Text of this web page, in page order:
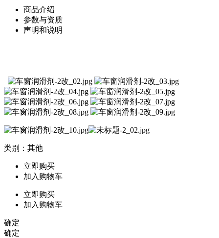
商品介绍
参数与资质
声明和说明
类别：其他
立即购买
加入购物车
立即购买
加入购物车
确定
确定